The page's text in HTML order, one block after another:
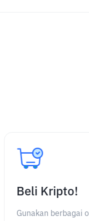
Beli Kripto!
Gunakan berbagai